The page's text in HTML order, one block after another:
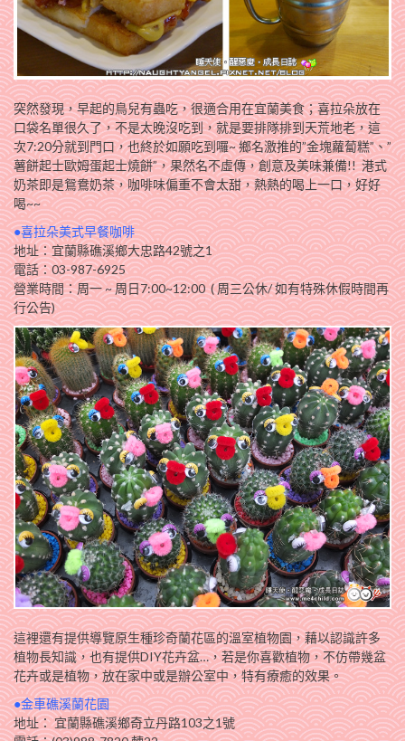
突然發現，早起的鳥兒有蟲吃，很適合用在宜蘭美食；喜拉朵放在
口袋名單很久了，不是太晚沒吃到，就是要排隊排到天荒地老，這
次7:20分就到門口，也終於如願吃到囉~ 鄉名激推的”金塊蘿蔔糕”、”
薯餅起士歐姆蛋起士燒餅”，果然名不虛傳，創意及美味兼備!! 港式
奶茶即是鴛鴦奶茶，咖啡味偏重不會太甜，熱熱的喝上一口，好好
喝~~
●喜拉朵美式早餐咖啡
地址：宜蘭縣礁溪鄉大忠路42號之1
電話：03-987-6925
營業時間：周一 ~ 周日7:00~12:00 ( 周三公休/ 如有特殊休假時間再
行公告)
這裡還有提供導覽原生種珍奇蘭花區的溫室植物園，藉以認識許多
植物長知識，也有提供DIY花卉盆…，若是你喜歡植物，不仿帶幾盆
花卉或是植物，放在家中或是辦公室中，特有療癒的效果。
●金車礁溪蘭花園
地址： 宜蘭縣礁溪鄉奇立丹路103之1號